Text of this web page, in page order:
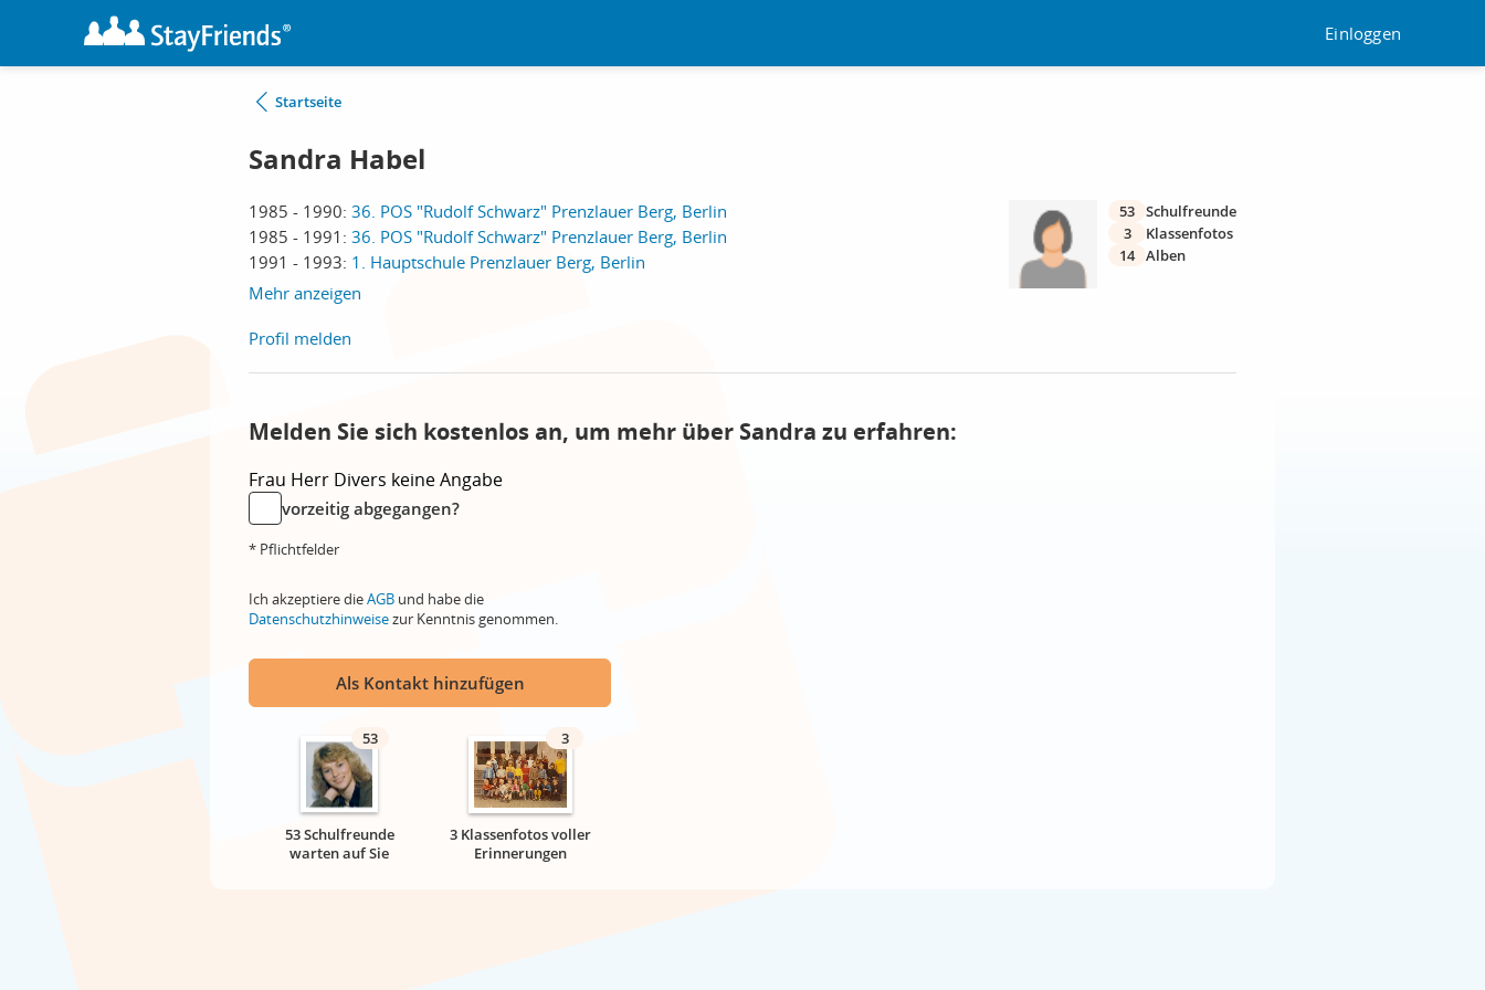
Einloggen
Startseite
Sandra Habel
1985 - 1990: 36. POS "Rudolf Schwarz" Prenzlauer Berg, Berlin
1985 - 1991: 36. POS "Rudolf Schwarz" Prenzlauer Berg, Berlin
1991 - 1993: 1. Hauptschule Prenzlauer Berg, Berlin
Mehr anzeigen
53 Schulfreunde
3
Klassenfotos
14 Alben
Profil melden
Melden Sie sich kostenlos an, um mehr über Sandra zu erfahren:
Frau Herr Divers keine Angabe
vorzeitig abgegangen?
* Pflichtfelder
Ich akzeptiere dieAGB und habe die
Datenschutzhinweisezur Kenntnis genommen.
Als Kontakt hinzufügen
53
53 Schulfreunde
warten auf Sie
3
3 Klassenfotos voller
Erinnerungen